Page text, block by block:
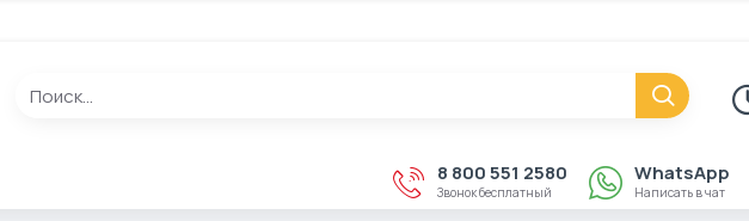
8 800 551 2580
Звонок бесплатный
WhatsApp
Написать в чат